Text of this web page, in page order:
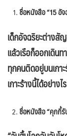
ชื่อหนังสือ “15 อัจ
เด็กอัจฉริยะต่างสั
แล้วเรือก็ออกเดิน
ทุกคนติดอยู่บนเกา
เกาะร้างนี้ได้อย่างไร
ชื่อหนังสือ “คุกกี้รั